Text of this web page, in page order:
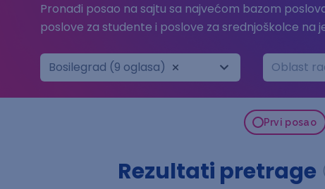
Pronađi posao na sajtu sa najvećom bazom
poslove za studente i poslove za srednjoškolce na
Bosilegrad (9 oglasa) Oblast
Prvi posao
Rezultati pretrage